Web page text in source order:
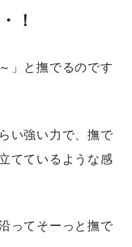
！
」と撫でるのです
い強い力で、撫で
てているような感
ってそーっと撫で